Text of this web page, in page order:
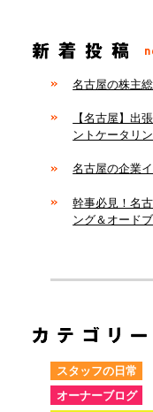
名古屋の株主
【名古屋】出
ントケータリ
名古屋の企業
幹事必見！名
ング＆オード
スタッフの日常
オーナーブログ